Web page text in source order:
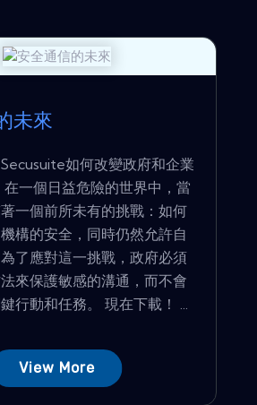
未來
如何改變政府和企業
在一個日益危險的世界中，當
一個前所未有的挑戰：如何
構的安全，同時仍然允許自
了應對這一挑戰，政府必須
來保護敏感的溝通，而不會
行動和任務。 現在下載！ ...
View More